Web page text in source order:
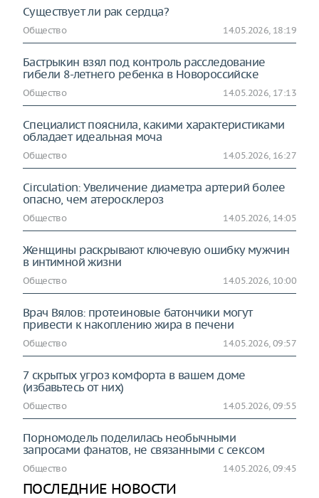
Существует ли рак сердца?
Общество 14.05.2026, 18:19
Бастрыкин взял под контроль расследование
гибели 8-летнего ребенка в Новороссийске
Общество 14.05.2026, 17:13
Специалист пояснила, какими характеристиками
обладает идеальная моча
Общество 14.05.2026, 16:27
Circulation: Увеличение диаметра артерий более
опасно, чем атеросклероз
Общество 14.05.2026, 14:05
Женщины раскрывают ключевую ошибку мужчин
в интимной жизни
Общество 14.05.2026, 10:00
Врач Вялов: протеиновые батончики могут
привести к накоплению жира в печени
Общество 14.05.2026, 09:57
7 скрытых угроз комфорта в вашем доме
(избавьтесь от них)
Общество 14.05.2026, 09:55
Порномодель поделилась необычными
запросами фанатов, не связанными с сексом
Общество 14.05.2026, 09:45
ПОСЛЕДНИЕ НОВОСТИ